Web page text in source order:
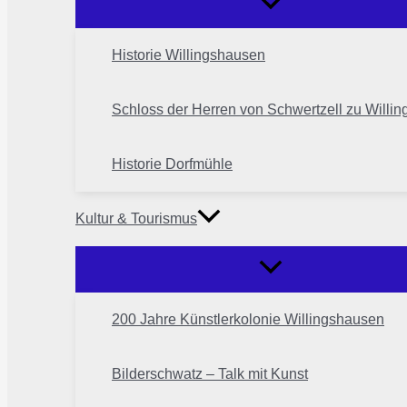
Historie Willingshausen
Schloss der Herren von Schwertzell zu
Historie Dorfmühle
Kultur & Tourismus
200 Jahre Künstlerkolonie Willingshausen
Bilderschwatz – Talk mit Kunst